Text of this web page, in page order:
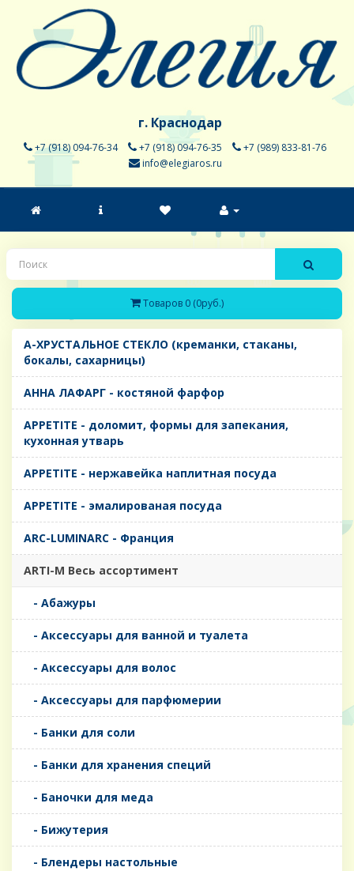
г. Краснодар
+7 (918) 094-76-34 +7 (918) 094-76-35
+7 (989) 833-81-76
info@elegiaros.ru
Товаров 0 (0руб.)
A-ХРУСТАЛЬНОЕ СТЕКЛО (креманки, стаканы,
бокалы, сахарницы)
AHHA ЛАФАРГ - костяной фарфор
APPETITE - доломит, формы для запекания,
кухонная утварь
APPETITE - нержавейка наплитная посуда
APPETITE - эмалированая посуда
ARC-LUMINARC - Франция
ARTI-M Весь ассортимент
- Абажуры
- Аксессуары для ванной и туалета
- Аксессуары для волос
- Аксессуары для парфюмерии
- Банки для соли
- Банки для хранения специй
- Баночки для меда
- Бижутерия
- Блендеры настольные